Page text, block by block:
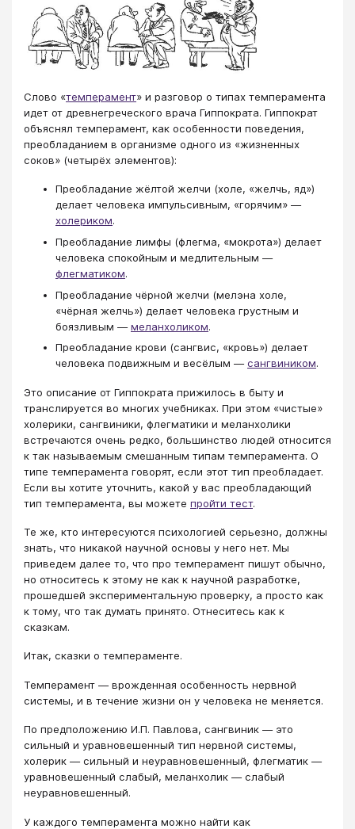
Слово «темперамент» и разговор о типах темперамента
идет от древнегреческого врача Гиппократа. Гиппократ
объяснял темперамент, как особенности поведения,
преобладанием в организме одного из «жизненных
соков» (четырёх элементов):
Преобладание жёлтой желчи (холе, «желчь, яд»)
делает человека импульсивным, «горячим» —
холериком.
Преобладание лимфы (флегма, «мокрота») делает
человека спокойным и медлительным —
флегматиком.
Преобладание чёрной желчи (мелэна холе,
«чёрная желчь») делает человека грустным и
боязливым —меланхоликом.
Преобладание крови (сангвис, «кровь») делает
человека подвижным и весёлым —сангвиником.
Это описание от Гиппократа прижилось в быту и
транслируется во многих учебниках. При этом «чистые»
холерики, сангвиники, флегматики и меланхолики
встречаются очень редко, большинство людей относится
к так называемым смешанным типам темперамента. О
типе темперамента говорят, если этот тип преобладает.
Если вы хотите уточнить, какой у вас преобладающий
тип темперамента, вы можете пройти тест​.
Те же, кто интересуются психологией серьезно, должны
знать, что никакой научной основы у него нет. Мы
приведем далее то, что про темперамент пишут обычно,
но относитесь к этому не как к научной разработке,
прошедшей экспериментальную проверку, а просто как
к тому, что так думать принято. Отнеситесь как к
сказкам.
Итак, сказки о темпераменте.
Темперамент — врожденная особенность нервной
системы, и в течение жизни он у человека не меняется.
По предположению И.П. Павлова, сангвиник — это
сильный и уравновешенный тип нервной системы,
холерик — сильный и неуравновешенный, флегматик —
уравновешенный слабый, меланхолик — слабый
неуравновешенный.
У каждого темперамента можно найти как